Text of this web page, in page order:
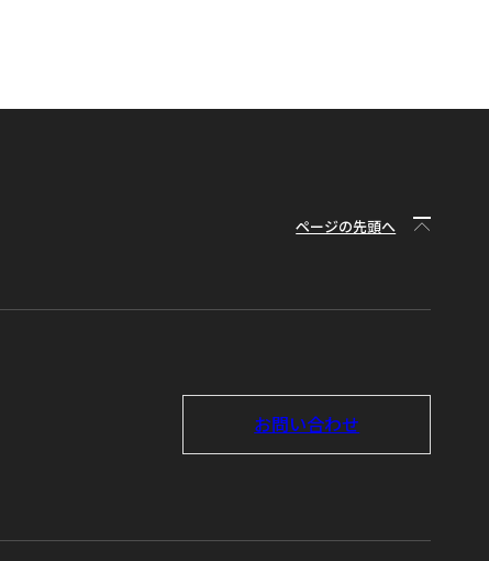
ページの先頭へ
お問い合わせ